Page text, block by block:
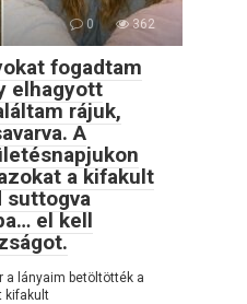
0 362
fogadtam
elhagyott
rájuk,
A
a kifakult
suttogva
el kell
a lányaim betöltötték a
kifakult